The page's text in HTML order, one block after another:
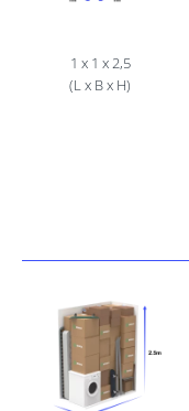
1 x 1 x 2,5
(L x B x H)